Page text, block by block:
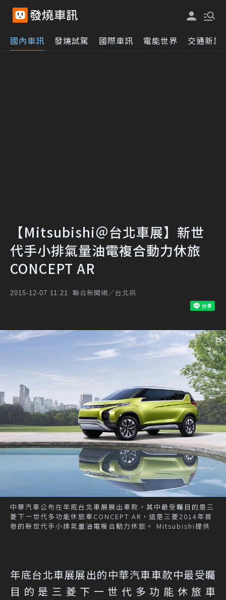
國內車訊 發燒試駕 國際車訊 電能世界 交通新訊
【Mitsubishi＠台北車展】新世
代手小排氣量油電複合動力休旅
CONCEPT AR
2015-12-07 11:21 聯合新聞網／台北訊
中華汽車公布在年底台北車展展出車款，其中最受矚目的是三
菱下一世代多功能休旅車CONCEPT AR，這是三菱2014年首
發的新世代手小排氣量油電複合動力休旅。 Mitsubishi提供
年底台北車展展出的中華汽車車款中最受矚
目的是三菱下一世代多功能休旅車